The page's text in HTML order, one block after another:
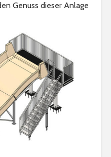
Genuss dieser Anlage